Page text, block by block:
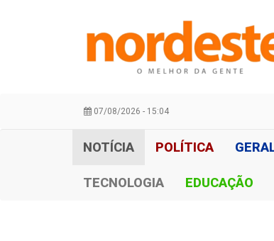
07/08/2026 - 15:04
NOTÍCIA POLÍTICA
TECNOLOGIA EDUCAÇÃO